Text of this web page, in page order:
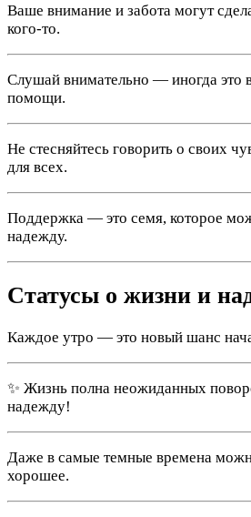
Ваше внимание и забота могут
кого-то.
Слушай внимательно — иногда это
помощи.
Не стесняйтесь говорить о своих
для всех.
Поддержка — это семя, которое
надежду.
Статусы о жизни и
Каждое утро — это новый шанс
✨ Жизнь полна неожиданных
надежду!
Даже в самые темные времена
хорошее.